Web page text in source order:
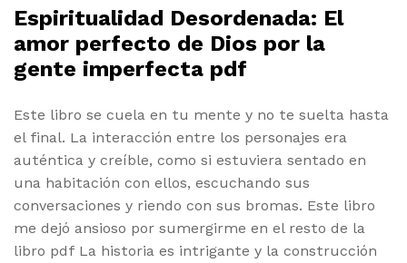
Espiritualidad Desordenada: El
amor perfecto de Dios por la
gente imperfecta pdf
Este libro se cuela en tu mente y no te suelta hasta
el final. La interacción entre los personajes era
auténtica y creíble, como si estuviera sentado en
una habitación con ellos, escuchando sus
conversaciones y riendo con sus bromas. Este libro
me dejó ansioso por sumergirme en el resto de la
libro pdf La historia es intrigante y la construcción